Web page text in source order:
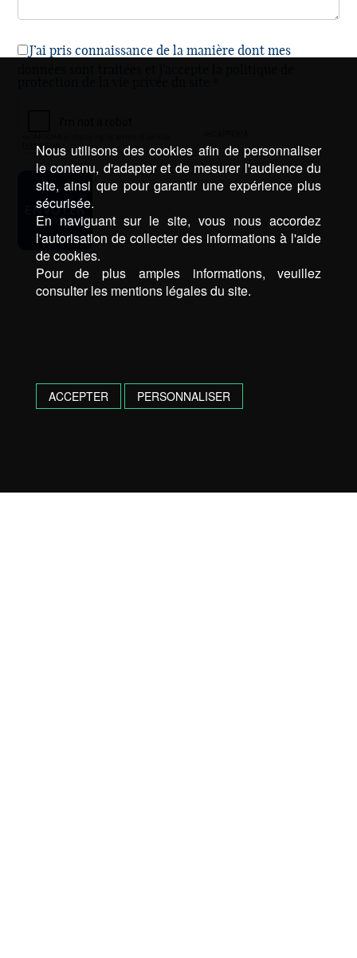
J’ai pris connaissance de la manière dont mes
Nous utilisons des cookies afin de personnaliser
le contenu, d'adapter et de mesurer l'audience du
site, ainsi que pour garantir une expérience plus
sécurisée.
En naviguant sur le site, vous nous accordez
l'autorisation de collecter des informations à l'aide
de cookies.
Pour de plus amples informations, veuillez
consulter les mentions légales du site.
ACCEPTER PERSONNALISER